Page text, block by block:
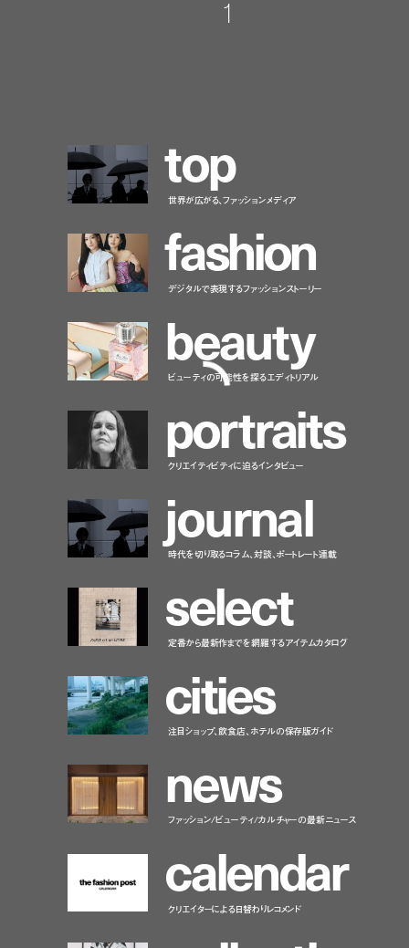
1
top
世界が広がる、ファッションメディア
fashion
デジタルで表現するファッションストーリー
beauty
ビューティの可能性を探るエディトリアル
portraits
クリエイティビティに迫るインタビュー
journal
時代を切り取るコラム、対談、ポートレート連載
select
定番から最新作までを網羅するアイテムカタログ
cities
注目ショップ、飲食店、ホテルの保存版ガイド
news
ファッション/ビューティ/カルチャーの最新ニュース
calendar
クリエイターによる日替わりレコメンド